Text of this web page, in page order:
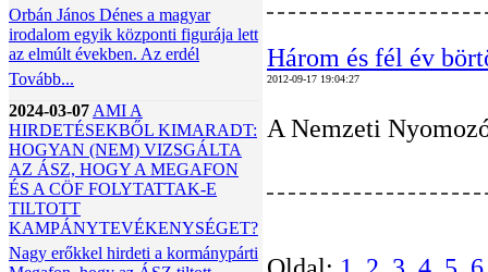
Orbán János Dénes a magyar
irodalom egyik központi figurája lett
az elmúlt években. Az erdél
Tovább...
2024-03-07 AMI A
HIRDETÉSEKBŐL KIMARADT:
HOGYAN (NEM) VIZSGÁLTA
AZ ÁSZ, HOGY A MEGAFON
ÉS A CÖF FOLYTATTAK-E
TILTOTT
KAMPÁNYTEVÉKENYSÉGET?
Nagy erőkkel hirdeti a kormánypárti
Három és fél év
2012-09-17 19:04:27
A Nemzeti